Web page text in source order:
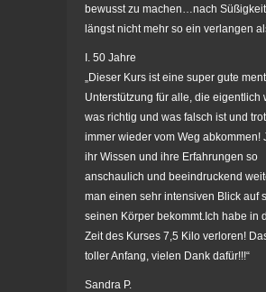
bewusst zu machen…nach
längst nicht mehr so ein verlangen
I. 50 Jahre
„Dieser Kurs ist eine super gute
Unterstützung für alle, die eigentlich
was richtig und was falsch ist und
immer wieder vom Weg abkommen!
ihr Wissen und ihre Erfahrungen so
anschaulich und beeindruckend
man einen sehr intensiven Blick auf
seinen Körper bekommt.Ich habe in
Zeit des Kurses 7,5 Kilo verloren!
toller Anfang, vielen Dank dafür!!!“
Sandra P.